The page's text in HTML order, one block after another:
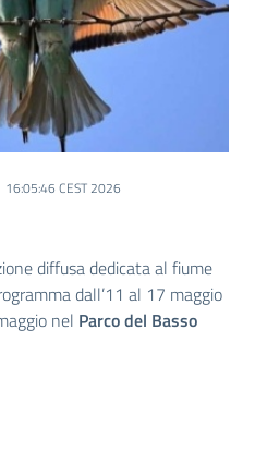
16:05:46 CEST 2026
diffusa dedicata al fiume
dall’11 al 17 maggio
nel Parco del Basso